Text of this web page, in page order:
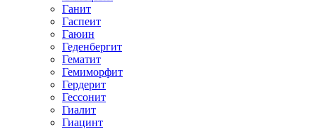
Ганит
Гаспеит
Гаюин
Геденбергит
Гематит
Гемиморфит
Гердерит
Гессонит
Гиалит
Гиацинт